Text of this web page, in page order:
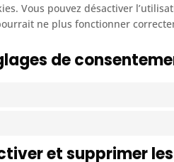
Vous pouvez désactiver
ne plus fonctionner
de
et supprimer